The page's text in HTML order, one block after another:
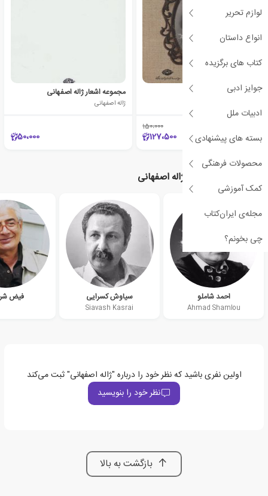
لوازم تحریر
انواع داستان
کتاب های برگزیده
جوایز ادبی
ادبیات ملل
بسته های پیشنهادی
محصولات فرهنگی
کمک آموزشی
مجله‌ی ایران‌کتاب
چی بخونم؟
گزیده اشعار خرم آن نغمه
150،000
127،500
مجموعه اشعار ژاله اصفهانی
ژاله اصفهانی
50،000
نویسندگان مرتبط با ژاله اصفهانی
احمد شاملو
Ahmad Shamlou
سیاوش کسرایی
Siavash Kasrai
فیض
اولین نفری باشید که نظر خود را درباره "ژاله اصفهانی" ثبت می‌کند
نظر خود را بنویسید
بازگشت به بالا